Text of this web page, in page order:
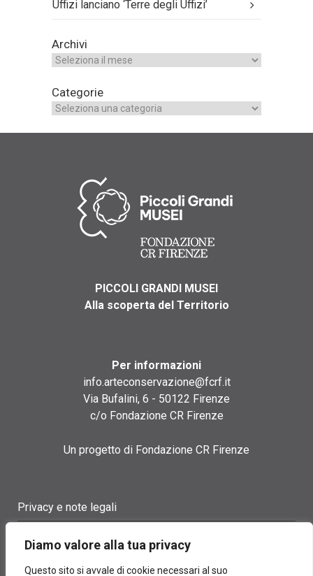
Diamo valore alla tua privacy
Questo sito si avvale di cookie necessari al suo
Uffizi lanciano ‘Terre degli Uffizi’
Archivi
Categorie
PICCOLI GRANDI MUSEI
Alla scoperta del Territorio
Per informazioni
info.arteconservazione@fcrf.it
Via Bufalini, 6 - 50122 Firenze
c/o Fondazione CR Firenze
Un progetto di Fondazione CR Firenze
Privacy e note legali
Cookie policy